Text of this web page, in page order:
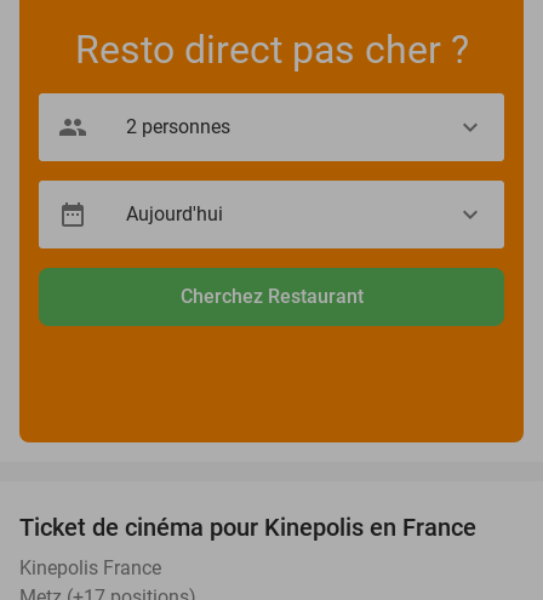
Resto direct pas cher ?
Cherchez Restaurant
27%
OUT
Ticket de cinéma pour Kinepolis en France
Kinepolis France